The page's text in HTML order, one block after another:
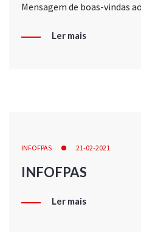
Mensagem de boas-vindas
Ler mais
INFOFPAS 21-02-2021
INFOFPAS
Ler mais